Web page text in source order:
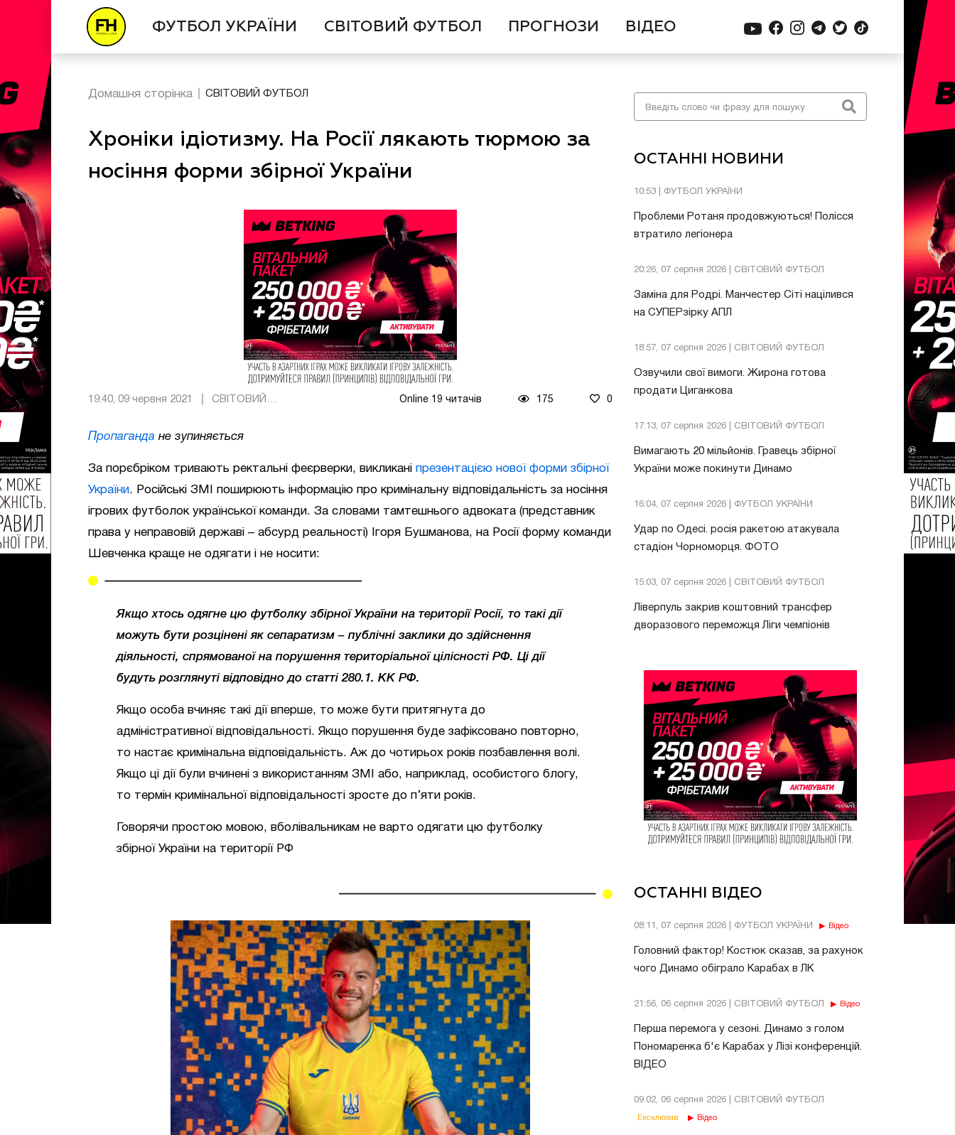
ФУТБОЛ УКРАЇНИ СВІТОВИЙ ФУТБОЛ ПРОГНОЗИ ВІДЕО
ОСТАННІ НОВИНИ
10:53 | ФУТБОЛ УКРАЇНИ
Проблеми Ротаня продовжуються! Полісся
втратило легіонера
20:26, 07 серпня 2026 | СВІТОВИЙ ФУТБОЛ
Заміна для Родрі. Манчестер Сіті націлився
на СУПЕРзірку АПЛ
18:57, 07 серпня 2026 | СВІТОВИЙ ФУТБОЛ
Озвучили свої вимоги. Жирона готова
продати Циганкова
17:13, 07 серпня 2026 | СВІТОВИЙ ФУТБОЛ
Вимагають 20 мільйонів. Гравець збірної
України може покинути Динамо
16:04, 07 серпня 2026 | ФУТБОЛ УКРАЇНИ
Удар по Одесі. росія ракетою атакувала
стадіон Чорноморця. ФОТО
15:03, 07 серпня 2026 | СВІТОВИЙ ФУТБОЛ
Ліверпуль закрив коштовний трансфер
дворазового переможця Ліги чемпіонів
ОСТАННІ ВІДЕО
08:11, 07 серпня 2026 | ФУТБОЛ УКРАЇНИ Відео
Головний фактор! Костюк сказав, за рахунок
чого Динамо обіграло Карабах в ЛК
21:56, 06 серпня 2026 | СВІТОВИЙ ФУТБОЛ Відео
Перша перемога у сезоні. Динамо з голом
Пономаренка б'є Карабах у Лізі конференцій.
ВІДЕО
09:02, 06 серпня 2026 | СВІТОВИЙ ФУТБОЛ
Ексклюзив Відео
Домашня сторінка СВІТОВИЙ ФУТБОЛ
Хроніки ідіотизму. На Росії лякають тюрмою за
носіння форми збірної України
19:40, 09 червня 2021 Online 19 читачів 175 0
Пропаганда не зупиняється
За порєбріком тривають ректальні феєрверки, викликані презентацією нової форми збірної
України. Російські ЗМІ поширюють інформацію про кримінальну відповідальність за носіння
ігрових футболок української команди. За словами тамтешнього адвоката (представник
права у неправовій державі – абсурд реальності) Ігоря Бушманова, на Росії форму команди
Шевченка краще не одягати і не носити:
Якщо хтось одягне цю футболку збірної України на території Росії, то такі дії
можуть бути розцінені як сепаратизм – публічні заклики до здійснення
діяльності, спрямованої на порушення територіальної цілісності РФ. Ці дії
будуть розглянуті відповідно до статті 280.1. КК РФ.
Якщо особа вчиняє такі дії вперше, то може бути притягнута до
адміністративної відповідальності. Якщо порушення буде зафіксовано повторно,
то настає кримінальна відповідальність. Аж до чотирьох років позбавлення волі.
Якщо ці дії були вчинені з використанням ЗМІ або, наприклад, особистого блогу,
то термін кримінальної відповідальності зросте до п’яти років.
Говорячи простою мовою, вболівальникам не варто одягати цю футболку
збірної України на території РФ